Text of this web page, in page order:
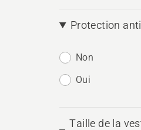
Protection
Non
Oui
Taille de la